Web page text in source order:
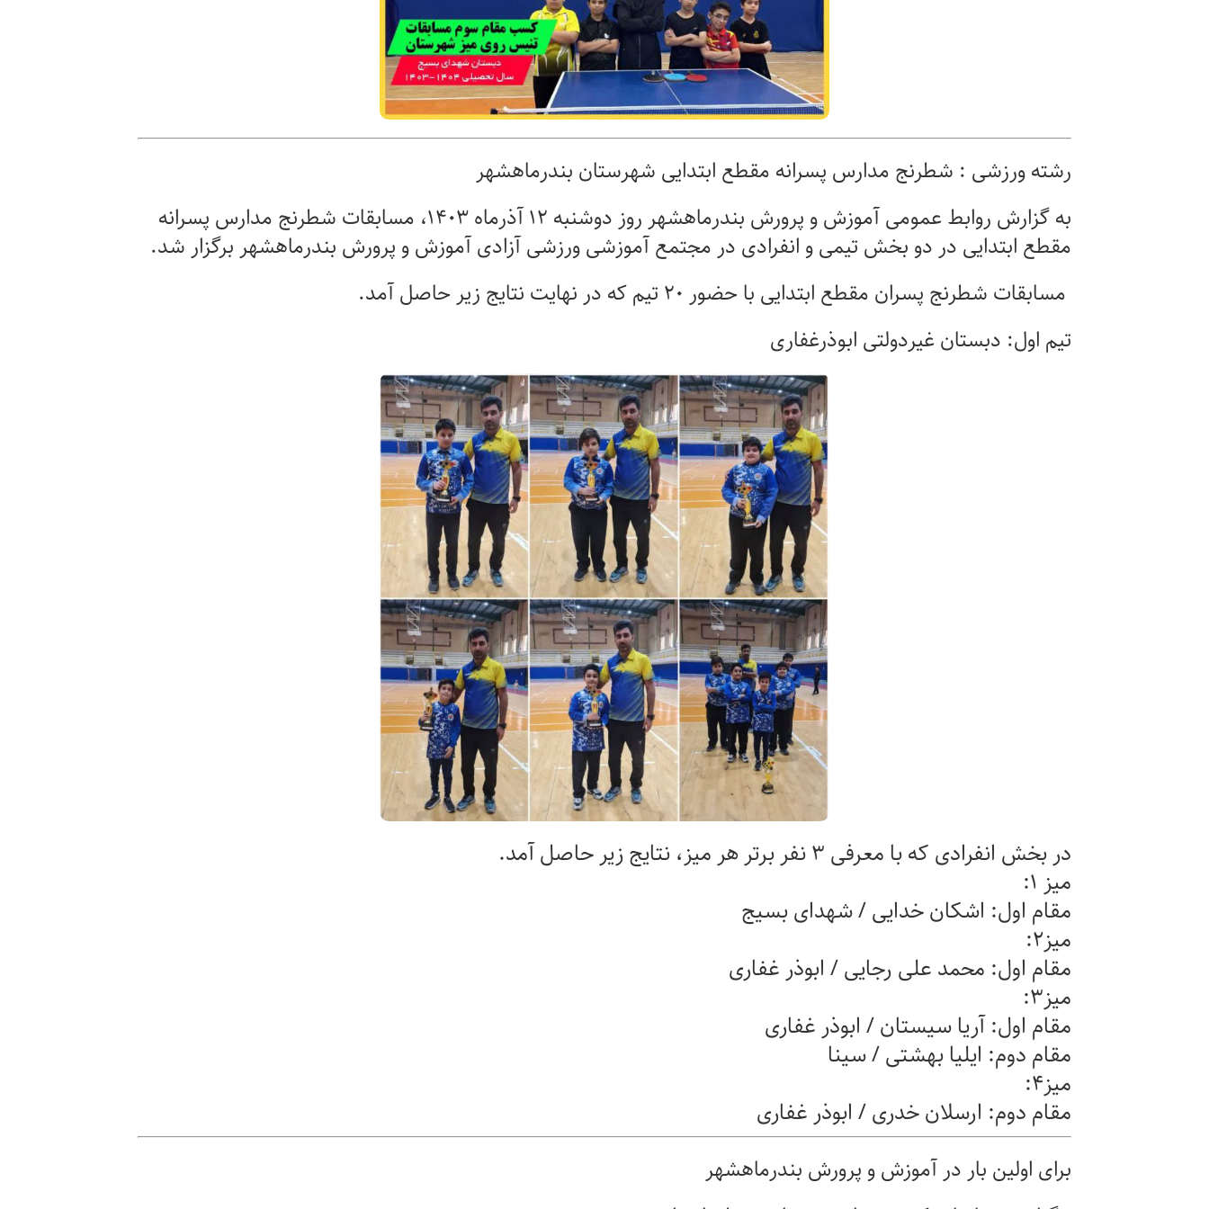
رشته ورزشی : شطرنج مدارس پسرانه مقطع ابتدایی شهرستان بندرماهشهر
به گزارش روابط عمومی آموزش و پرورش بندرماهشهر روز دوشنبه ۱۲آذرماه۱۴۰۳، مسابقات شطرنج مدارس پسرانه
مقطع ابتدایی در دو بخش تیمی و انفرادی در مجتمع آموزشی ورزشی آزادی آموزش و پرورش بندرماهشهر برگزار شد.
مسابقات شطرنج پسران مقطع ابتدایی با حضور ۲۰ تیم که در نهایت نتایج زیر حاصل آمد.
تیم اول: دبستان غیردولتی ابوذرغفاری
در بخش انفرادی که با معرفی ۳ نفر برتر هر میز، نتایج زیر حاصل آمد.
میز ۱:
مقام اول: اشکان خدایی / شهدای بسیج
میز۲:
مقام اول: محمد علی رجایی / ابوذر غفاری
میز۳:
مقام اول: آریا سیستان / ابوذر غفاری
مقام دوم: ایلیا بهشتی / سینا
میز۴:
مقام دوم: ارسلان خدری / ابوذر غفاری
برای اولین بار در آموزش و پرورش بندرماهشهر